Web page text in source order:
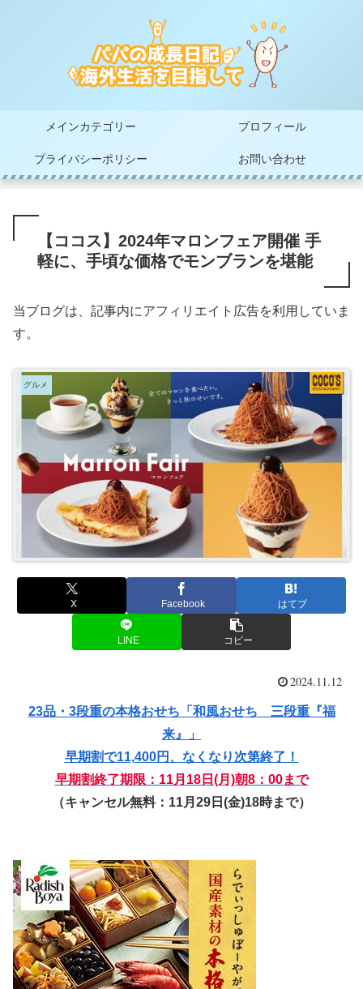
メインカテゴリー プロフィール
プライバシーポリシー お問い合わせ
【ココス】2024年マロンフェア開催 手
軽に、手頃な価格でモンブランを堪能
当ブログは、記事内にアフィリエイト広告を利用していま
す。
グルメ
X Facebook はてブ
LINE コピー
2024.11.12
23品・3段重の本格おせち「和風おせち 三段重『福
来』」
早期割で11,400円、なくなり次第終了！
早期割終了期限：11月18日(月)朝8：00まで
（キャンセル無料：11月29日(金)18時まで）